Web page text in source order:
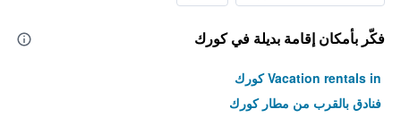
فكّر بأمكان إقامة بديلة في كورك
Vacation rentals in كورك
فنادق بالقرب من مطار كورك